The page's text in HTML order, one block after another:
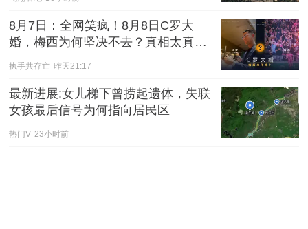
8月7日：全网笑疯！8月8日C罗大
婚，梅西为何坚决不去？真相太真实
太搞笑
执手共存亡 昨天21:17
最新进展:女儿梯下曾捞起遗体，失联
女孩最后信号为何指向居民区
热门V 23小时前